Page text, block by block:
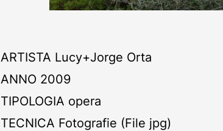
ARTISTA Lucy+Jorge Orta
ANNO 2009
TIPOLOGIA opera
TECNICA Fotografie (File jpg)